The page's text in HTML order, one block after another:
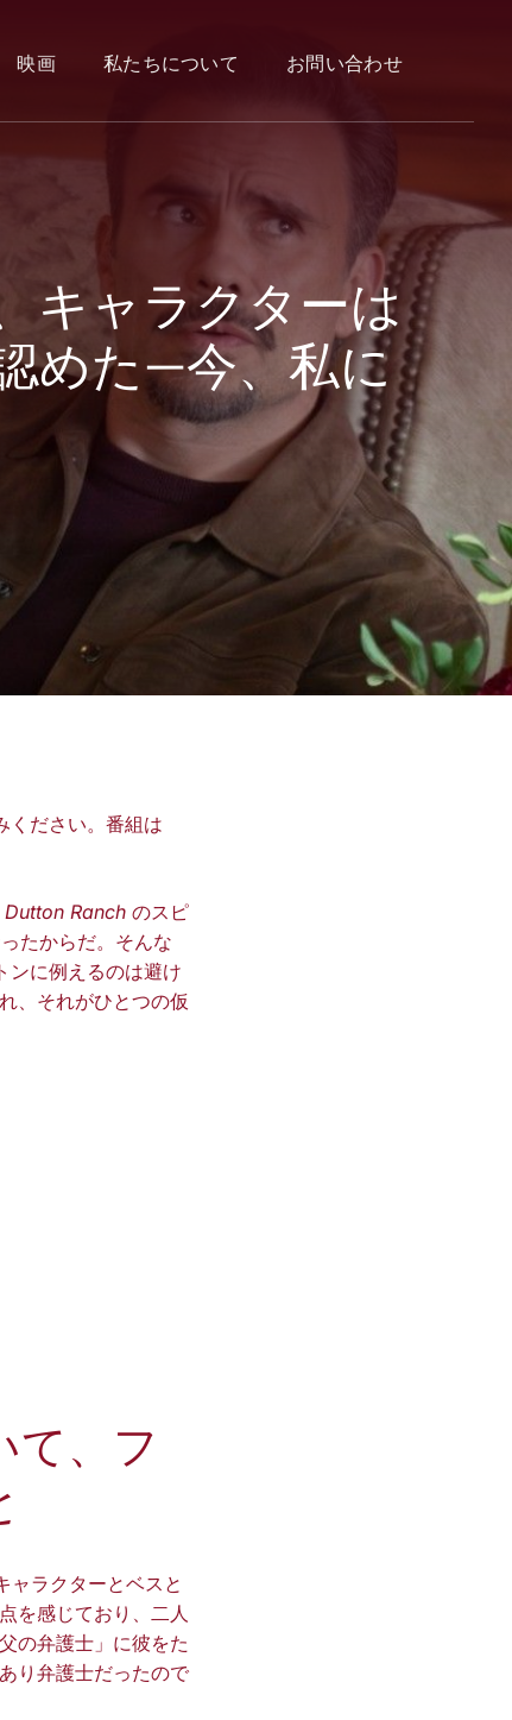
映画 私たちについて お問い合わせ
キャラクターは
めた—今、私に
ください。番組は
Dutton Ranch のスピ
たからだ。そんな
ンに例えるのは避け
、それがひとつの仮
て、フ
ャラクターとベスと
を感じており、二人
の弁護士」に彼をた
り弁護士だったので